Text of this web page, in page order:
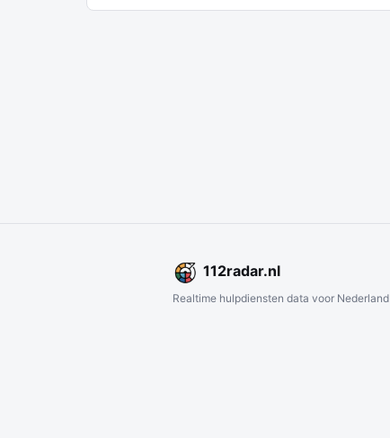
112radar.nl
Realtime hulpdiensten data voor Nederland